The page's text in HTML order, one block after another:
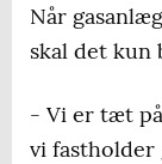
Når
skal det kun
- Vi er tæt
vi fastholder